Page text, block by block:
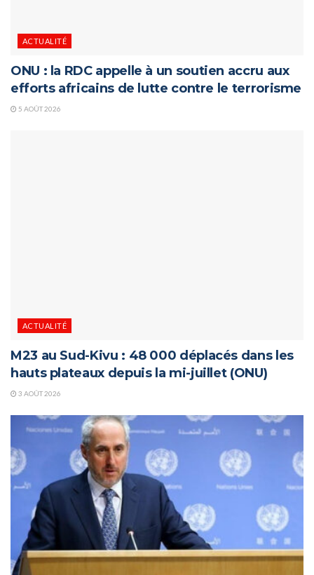
ACTUALITÉ
ONU : la RDC appelle à un soutien accru aux
efforts africains de lutte contre le terrorisme
5 AOÛT 2026
ACTUALITÉ
M23 au Sud-Kivu : 48 000 déplacés dans les
hauts plateaux depuis la mi-juillet (ONU)
3 AOÛT 2026